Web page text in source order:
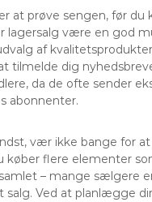
at prøve sengen, før du
lagersalg være en god
af
tilmelde dig
da de ofte sender
abonnenter.
vær ikke bange for
køber flere elementer
– mange sælgere
salg. Ved at planlægge